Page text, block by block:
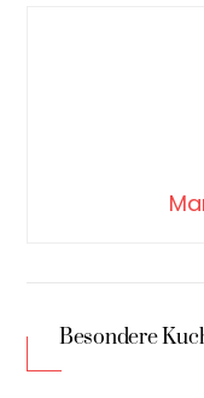
Besondere